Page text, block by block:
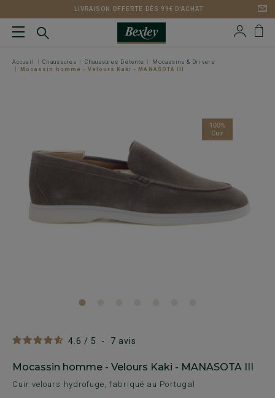
LIVRAISON OFFERTE DÈS 99€ D'ACHAT
Accueil Chaussures Chaussures Détente
Mocassins & Drivers
Mocassin homme - Velours Kaki - MANASOTA III
4.6 / 5 - 7 avis
Mocassin homme - Velours Kaki - MANASOTA III
Cuir velours hydrofuge, fabriqué au Portugal